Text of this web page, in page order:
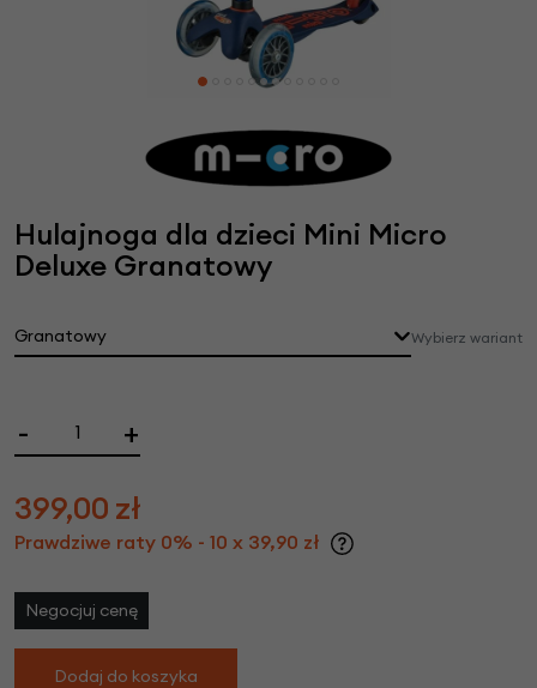
Hulajnoga dla dzieci Mini Micro
Deluxe Granatowy
Granatowy Wybierz wariant
- +
399,00 zł
Prawdziwe raty 0% - 10 x 39,90 zł
Negocjuj cenę
Dodaj do koszyka